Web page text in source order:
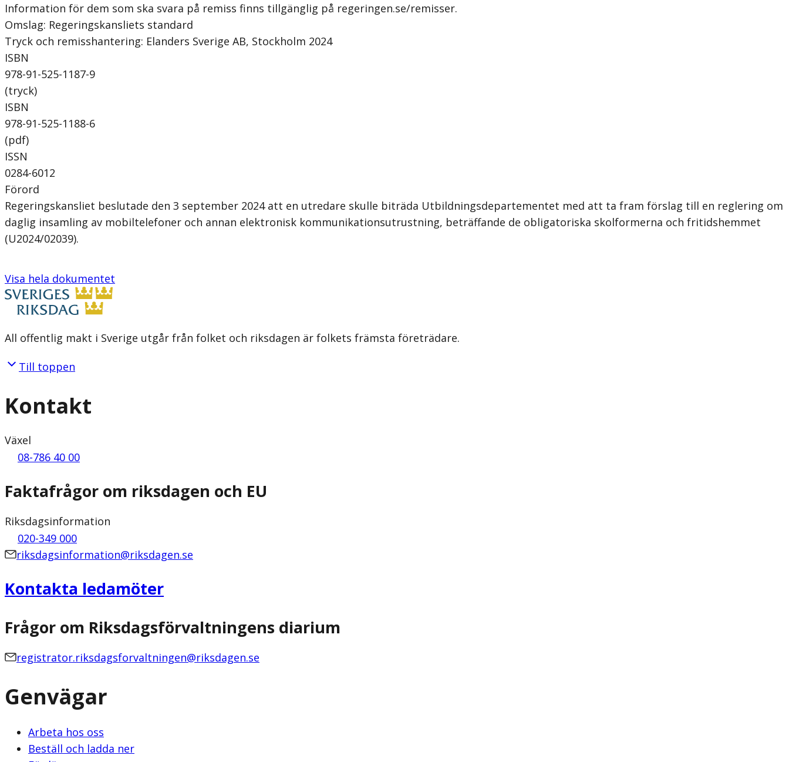
Information för dem som ska svara på remiss finns tillgänglig på regeringen.se/remisser.
Omslag: Regeringskansliets standard
Tryck och remisshantering: Elanders Sverige AB, Stockholm 2024
ISBN
978-91-525-1187-9
(tryck)
ISBN
978-91-525-1188-6
(pdf)
ISSN
0284-6012
Förord
Regeringskansliet beslutade den 3 september 2024 att en utredare skulle biträda Utbildningsdepartementet med att ta fram förslag till en reglering om
daglig insamling av mobiltelefoner och annan elektronisk kommunikationsutrustning, beträffande de obligatoriska skolformerna och fritidshemmet
(U2024/02039).
Visa hela dokumentet
All offentlig makt i Sverige utgår från folket och riksdagen är folkets främsta företrädare.
Till toppen
Kontakt
Växel
08-786 40 00
Faktafrågor om riksdagen och EU
Riksdagsinformation
020-349 000
riksdagsinformation@riksdagen.se
Kontakta ledamöter
Frågor om Riksdagsförvaltningens diarium
registrator.riksdagsforvaltningen@riksdagen.se
Genvägar
Arbeta hos oss
Beställ och ladda ner